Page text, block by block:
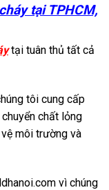
tại TPHCM,
tại tuân thủ tất cả
tôi cung cấp
chất lỏng
môi trường và
vì chúng